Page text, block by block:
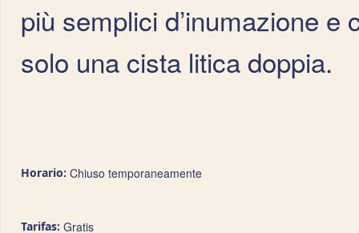
più semplici d’inumazione
solo una cista litica doppia.
Horario: Chiuso temporaneamente
Tarifas: Gratis